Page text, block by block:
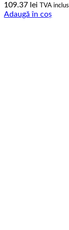
109.37 lei TVA inclus
Adaugă în coș